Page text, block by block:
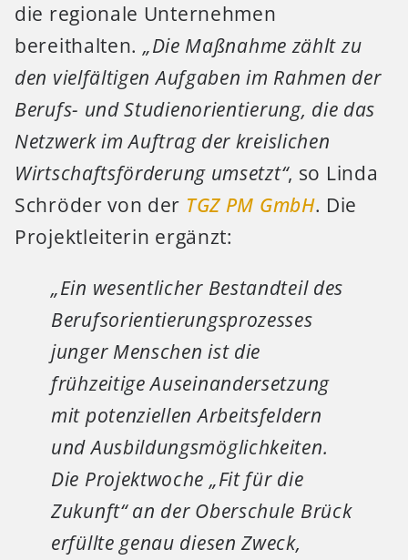
die regionale Unternehmen
bereithalten. „Die Maßnahme zählt zu
den vielfältigen Aufgaben im Rahmen der
Berufs- und Studienorientierung, die das
Netzwerk im Auftrag der kreislichen
Wirtschaftsförderung umsetzt“, so Linda
Schröder von der TGZ PM GmbH. Die
Projektleiterin ergänzt:
„Ein wesentlicher Bestandteil des
Berufsorientierungsprozesses
junger Menschen ist die
frühzeitige Auseinandersetzung
mit potenziellen Arbeitsfeldern
und Ausbildungsmöglichkeiten.
Die Projektwoche „Fit für die
Zukunft“ an der Oberschule Brück
erfüllte genau diesen Zweck,